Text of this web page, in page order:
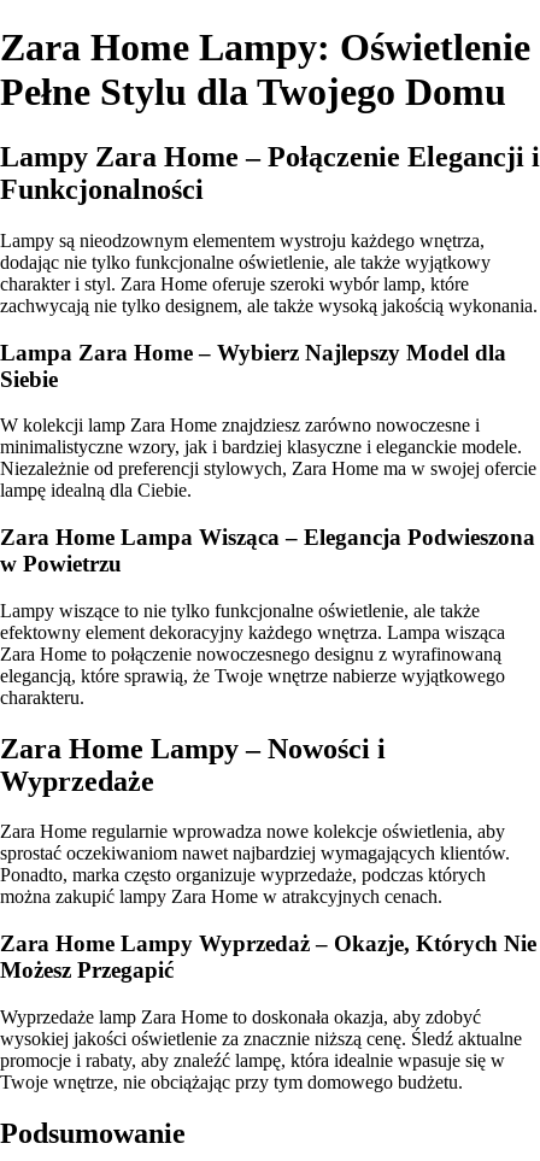
Zara Home Lampy: Oświetlenie
Pełne Stylu dla Twojego Domu
Lampy Zara Home – Połączenie Elegancji i
Funkcjonalności
Lampy są nieodzownym elementem wystroju każdego wnętrza,
dodając nie tylko funkcjonalne oświetlenie, ale także wyjątkowy
charakter i styl. Zara Home oferuje szeroki wybór lamp, które
zachwycają nie tylko designem, ale także wysoką jakością wykonania.
Lampa Zara Home – Wybierz Najlepszy Model dla
Siebie
W kolekcji lamp Zara Home znajdziesz zarówno nowoczesne i
minimalistyczne wzory, jak i bardziej klasyczne i eleganckie modele.
Niezależnie od preferencji stylowych, Zara Home ma w swojej ofercie
lampę idealną dla Ciebie.
Zara Home Lampa Wisząca – Elegancja Podwieszona
w Powietrzu
Lampy wiszące to nie tylko funkcjonalne oświetlenie, ale także
efektowny element dekoracyjny każdego wnętrza. Lampa wisząca
Zara Home to połączenie nowoczesnego designu z wyrafinowaną
elegancją, które sprawią, że Twoje wnętrze nabierze wyjątkowego
charakteru.
Zara Home Lampy – Nowości i
Wyprzedaże
Zara Home regularnie wprowadza nowe kolekcje oświetlenia, aby
sprostać oczekiwaniom nawet najbardziej wymagających klientów.
Ponadto, marka często organizuje wyprzedaże, podczas których
można zakupić lampy Zara Home w atrakcyjnych cenach.
Zara Home Lampy Wyprzedaż – Okazje, Których Nie
Możesz Przegapić
Wyprzedaże lamp Zara Home to doskonała okazja, aby zdobyć
wysokiej jakości oświetlenie za znacznie niższą cenę. Śledź aktualne
promocje i rabaty, aby znaleźć lampę, która idealnie wpasuje się w
Twoje wnętrze, nie obciążając przy tym domowego budżetu.
Podsumowanie